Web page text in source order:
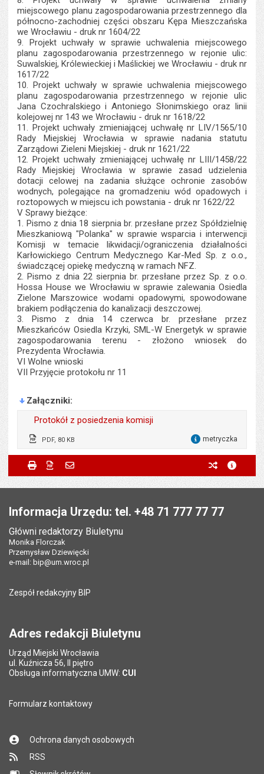
miejscowego planu zagospodarowania przestrzennego dla
północno-zachodniej części obszaru Kępa Mieszczańska
we Wrocławiu - druk nr 1604/22
9. Projekt uchwały w sprawie uchwalenia miejscowego
planu zagospodarowania przestrzennego w rejonie ulic:
Suwalskiej, Królewieckiej i Maślickiej we Wrocławiu - druk nr
1617/22
10. Projekt uchwały w sprawie uchwalenia miejscowego
planu zagospodarowania przestrzennego w rejonie ulic
Jana Czochralskiego i Antoniego Słonimskiego oraz linii
kolejowej nr 143 we Wrocławiu - druk nr 1618/22
11. Projekt uchwały zmieniającej uchwałę nr LIV/1565/10
Rady Miejskiej Wrocławia w sprawie nadania statutu
Zarządowi Zieleni Miejskiej - druk nr 1621/22
12. Projekt uchwały zmieniającej uchwałę nr LIII/1458/22
Rady Miejskiej Wrocławia w sprawie zasad udzielenia
dotacji celowej na zadania służące ochronie zasobów
wodnych, polegające na gromadzeniu wód opadowych i
roztopowych w miejscu ich powstania - druk nr 1622/22
V Sprawy bieżące:
1. Pismo z dnia 18 sierpnia br. przesłane przez Spółdzielnię
Mieszkaniową "Polanka" w sprawie wsparcia i interwencji
Komisji w temacie likwidacji/ograniczenia działalności
Karłowickiego Centrum Medycznego Kar-Med Sp. z o.o.,
świadczącej opiekę medyczną w ramach NFZ.
2. Pismo z dnia 22 sierpnia br. przesłane przez Sp. z o.o.
Hossa House we Wrocławiu w sprawie zalewania Osiedla
Zielone Marszowice wodami opadowymi, spowodowane
brakiem podłączenia do kanalizacji deszczowej.
3. Pismo z dnia 14 czerwca br. przesłane przez
Mieszkańców Osiedla Krzyki, SML-W Energetyk w sprawie
zagospodarowania terenu - złożono wniosek do
Prezydenta Wrocławia.
VI Wolne wnioski
VII Przyjęcie protokołu nr 11
Załączniki
Protokół z posiedzenia komisji
PDF, 80 KB metryczka
Wytworzył:
Data wytworzenia:
13.10.2022
Data opublikowania:
19.10.2022 13:41
Liczba pobrań:
Metryczka
Wytworzył:
Ostatnio zaktualizował:
Data ostatniej aktualizacji:
Powiadom znajomego
Powiadom znajomego
Twoje imię i nazwisko
Twój adres e-mail Pole wymagane
Tytuł e-mailaPole wymagane
*
Adres e-mail znajomego
Pytanie antyspamowe
*
Pole wymagane
Drukuj Zapisz do PDF poprzednie
Informacja Urzędu: tel. +48 71 777 77 77
Główni redaktorzy Biuletynu
Monika Florczak
Przemysław Dziewięcki
e-mail: bip@um.wroc.pl
Zespół redakcyjny BIP
Adres redakcji Biuletynu
Urząd Miejski Wrocławia
ul. Kuźnicza 56, II piętro
Obsługa informatyczna UMW: CUI
Formularz kontaktowy
Ochrona danych osobowych
RSS